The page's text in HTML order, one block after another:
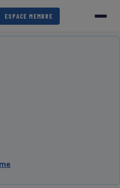
ESPACE MEMBRE